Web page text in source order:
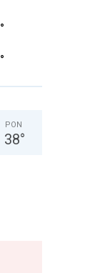
°
°
PON
38°